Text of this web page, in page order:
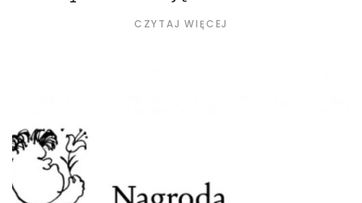
CZYTAJ WIĘCEJ